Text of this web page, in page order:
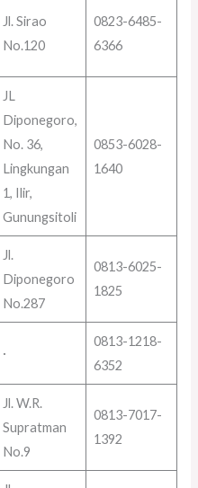
Jl. Sirao
No.120
0823-6485-
6366
JL
Diponegoro,
No. 36,
Lingkungan
1, Ilir,
Gunungsitoli
0853-6028-
1640
Jl.
Diponegoro
No.287
0813-6025-
1825
·
0813-1218-
6352
Jl. W.R.
Supratman
No.9
0813-7017-
1392